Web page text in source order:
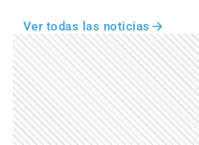
Ver todas las noticias